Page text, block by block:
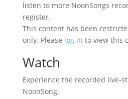
listen to more NoonSongs
register.
This content has been
only. Please log in to view this
Watch
Experience the recorded live-
NoonSong.